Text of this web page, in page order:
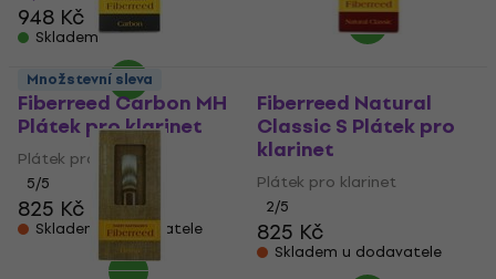
948 Kč
Skladem
Fiberreed Carbon MH
Plátek pro klarinet
Plátek pro klarinet
5/5
825 Kč
Skladem u dodavatele
Fiberreed Natural
Classic S Plátek pro
klarinet
Plátek pro klarinet
2/5
825 Kč
Skladem u dodavatele
Množstevní sleva